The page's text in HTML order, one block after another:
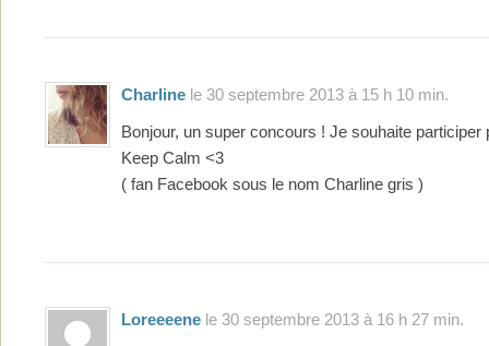
Charline le 30 septembre 2013 à 15 h 10 min.
Bonjour, un super concours ! Je souhaite participer
Keep Calm <3
( fan Facebook sous le nom Charline gris )
Loreeeene le 30 septembre 2013 à 16 h 27 min.